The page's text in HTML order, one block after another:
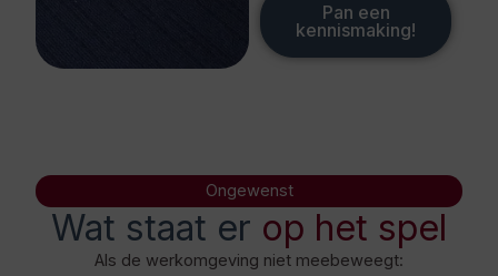
Pan een
kennismaking!
Ongewenst
Wat staat er op het spel
Als de werkomgeving niet meebeweegt: